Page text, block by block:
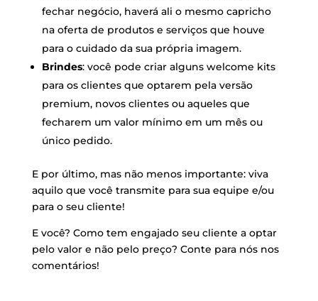
fechar negócio, haverá ali o mesmo capricho
na oferta de produtos e serviços que houve
para o cuidado da sua própria imagem.
Brindes: você pode criar alguns welcome kits
para os clientes que optarem pela versão
premium, novos clientes ou aqueles que
fecharem um valor mínimo em um mês ou
único pedido.
E por último, mas não menos importante: viva
aquilo que você transmite para sua equipe e/ou
para o seu cliente!
E você? Como tem engajado seu cliente a optar
pelo valor e não pelo preço? Conte para nós nos
comentários!